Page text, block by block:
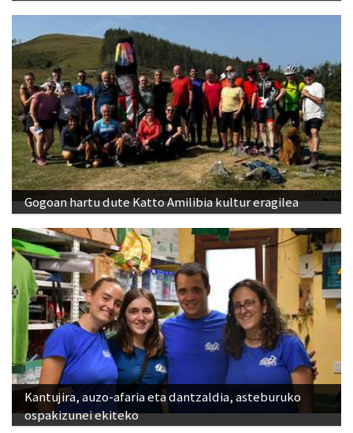
Gogoan hartu dute Katto Amilibia kultur eragilea
Kantujira, auzo-afaria eta dantzaldia, asteburuko
ospakizunei ekiteko